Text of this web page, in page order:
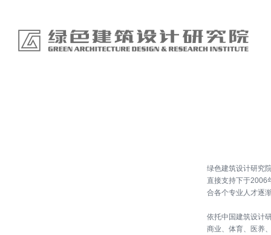
绿色建筑设计研究
直接支持下于2006
合各个专业人才逐
依托中国建筑设计
商业、体育、医养